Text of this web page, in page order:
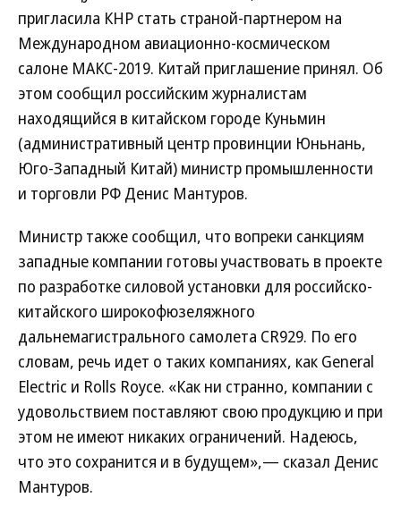
пригласила КНР стать страной-партнером на
Международном авиационно-космическом
салоне МАКС-2019. Китай приглашение принял. Об
этом сообщил российским журналистам
находящийся в китайском городе Куньмин
(административный центр провинции Юньнань,
Юго-Западный Китай) министр промышленности
и торговли РФ Денис Мантуров.
Министр также сообщил, что вопреки санкциям
западные компании готовы участвовать в проекте
по разработке силовой установки для российско-
китайского широкофюзеляжного
дальнемагистрального самолета CR929. По его
словам, речь идет о таких компаниях, как General
Electric и Rolls Royce. «Как ни странно, компании с
удовольствием поставляют свою продукцию и при
этом не имеют никаких ограничений. Надеюсь,
что это сохранится и в будущем»,— сказал Денис
Мантуров.